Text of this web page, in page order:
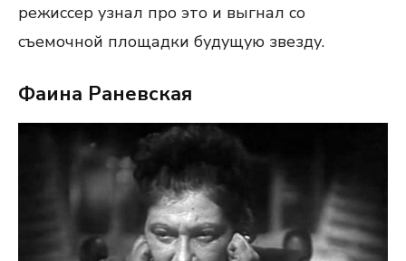
режиссер узнал про это и выгнал со
съемочной площадки будущую звезду.
Фаина Раневская